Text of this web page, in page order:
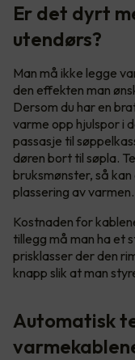
Er det dyrt
utendørs?
Man må ikke legge
den effekten man
Dersom du har en
varme opp hjulspor i
passasje til
døren bort til søpla.
bruksmønster, så
plassering av varmen.
Kostnaden for
tillegg må man ha et
prisklasser der den
knapp slik at man
Automatisk